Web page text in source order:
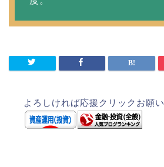
よろしければ応援クリックお願い